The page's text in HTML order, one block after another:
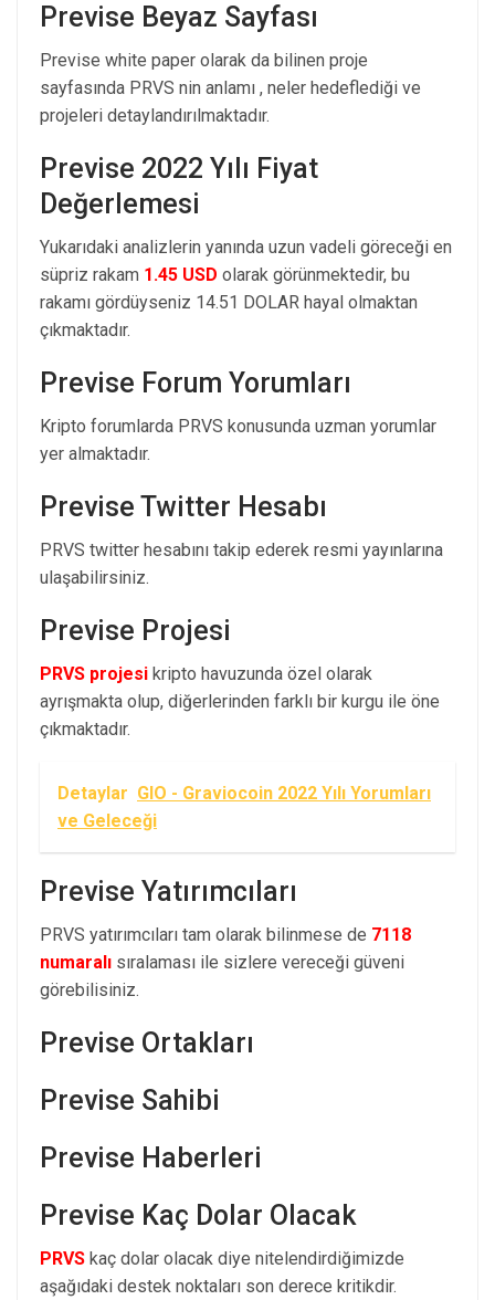
Previse Beyaz Sayfası
Previse white paper olarak da bilinen proje
sayfasında PRVS nin anlamı , neler hedeflediği ve
projeleri detaylandırılmaktadır.
Previse 2022 Yılı Fiyat
Değerlemesi
Yukarıdaki analizlerin yanında uzun vadeli göreceği en
süpriz rakam 1.45 USD olarak görünmektedir, bu
rakamı gördüyseniz 14.51 DOLAR hayal olmaktan
çıkmaktadır.
Previse Forum Yorumları
Kripto forumlarda PRVS konusunda uzman yorumlar
yer almaktadır.
Previse Twitter Hesabı
PRVS twitter hesabını takip ederek resmi yayınlarına
ulaşabilirsiniz.
Previse Projesi
PRVS projesi kripto havuzunda özel olarak
ayrışmakta olup, diğerlerinden farklı bir kurgu ile öne
çıkmaktadır.
Detaylar GIO - Graviocoin 2022 Yılı Yorumları
ve Geleceği
Previse Yatırımcıları
PRVS yatırımcıları tam olarak bilinmese de 7118
numaralı sıralaması ile sizlere vereceği güveni
görebilisiniz.
Previse Ortakları
Previse Sahibi
Previse Haberleri
Previse Kaç Dolar Olacak
PRVS kaç dolar olacak diye nitelendirdiğimizde
aşağıdaki destek noktaları son derece kritikdir.